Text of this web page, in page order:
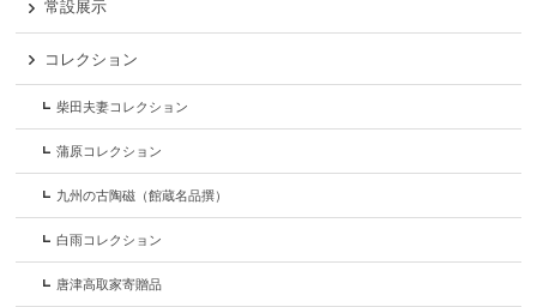
常設展示
コレクション
柴田夫妻コレクション
蒲原コレクション
九州の古陶磁（館蔵名品撰）
白雨コレクション
唐津高取家寄贈品